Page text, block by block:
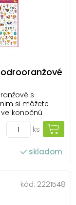
s
si môžete
motív a
ponorte do
vajíčko
ks
skladom
kód: 2221548